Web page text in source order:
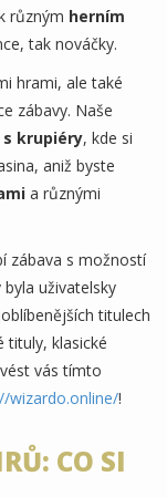
různým herním
tak nováčky.
hrami, ale také
zábavy. Naše
krupiéry, kde si
aniž byste
a různými
zábava s možností
uživatelsky
titulech
tituly, klasické
vás tímto
wizardo.online/!
CO SI